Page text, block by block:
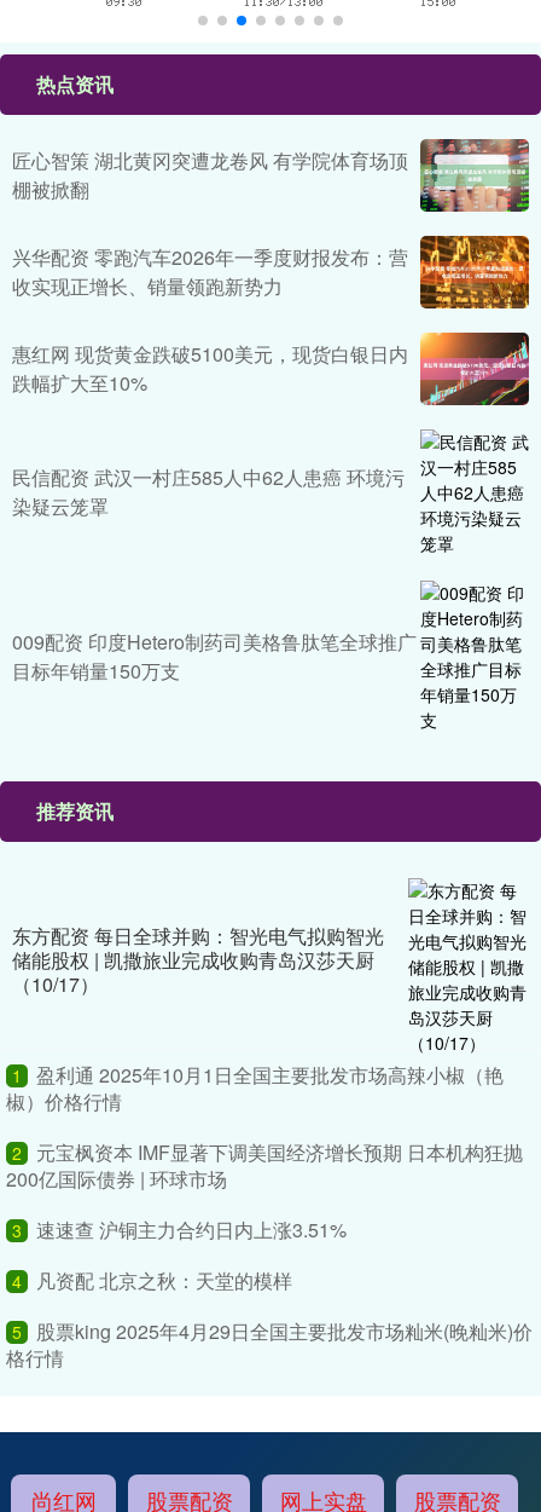
热点资讯
匠心智策 湖北黄冈突遭龙卷风 有学院体育场顶
棚被掀翻
兴华配资 零跑汽车2026年一季度财报发布：营
收实现正增长、销量领跑新势力
惠红网 现货黄金跌破5100美元，现货白银日内
跌幅扩大至10%
民信配资 武汉一村庄585人中62人患癌 环境污
染疑云笼罩
009配资 印度Hetero制药司美格鲁肽笔全球推广
目标年销量150万支
推荐资讯
东方配资 每日全球并购：智光电气拟购智光
储能股权 | 凯撒旅业完成收购青岛汉莎天厨
（10/17）
1
盈利通 2025年10月1日全国主要批发市场高辣小椒（艳
椒）价格行情
2
元宝枫资本 IMF显著下调美国经济增长预期 日本机构狂抛
200亿国际债券 | 环球市场
3 速速查 沪铜主力合约日内上涨3.51%
4 凡资配 北京之秋：天堂的模样
5
股票king 2025年4月29日全国主要批发市场籼米(晚籼米)价
格行情
尚红网 股票配资 网上实盘 股票配资